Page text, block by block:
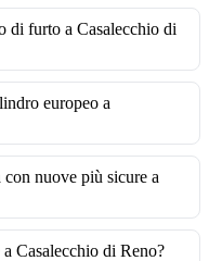
di furto a Casalecchio di
europeo a
con nuove più sicure a
Casalecchio di Reno?